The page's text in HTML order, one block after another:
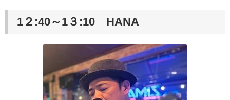
1２:40～1３:10 HANA